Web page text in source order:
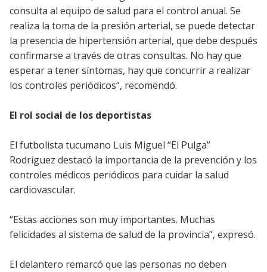
consulta al equipo de salud para el control anual. Se
realiza la toma de la presión arterial, se puede detectar
la presencia de hipertensión arterial, que debe después
confirmarse a través de otras consultas. No hay que
esperar a tener síntomas, hay que concurrir a realizar
los controles periódicos”, recomendó.
El rol social de los deportistas
El futbolista tucumano Luis Miguel “El Pulga”
Rodríguez destacó la importancia de la prevención y los
controles médicos periódicos para cuidar la salud
cardiovascular.
“Estas acciones son muy importantes. Muchas
felicidades al sistema de salud de la provincia”, expresó.
El delantero remarcó que las personas no deben